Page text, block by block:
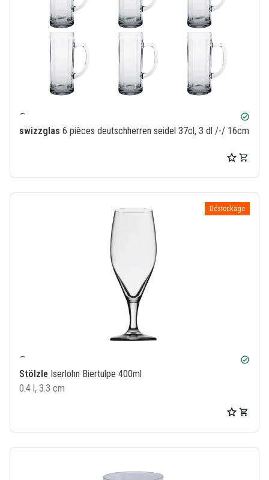
check_circle
swizzglas 6 pièces deutschherren seidel 37cl, 3 dl /-/ 16cm
Déstockage
check_circle
Stölzle Iserlohn Biertulpe 400ml
0.4 l, 3.3 cm